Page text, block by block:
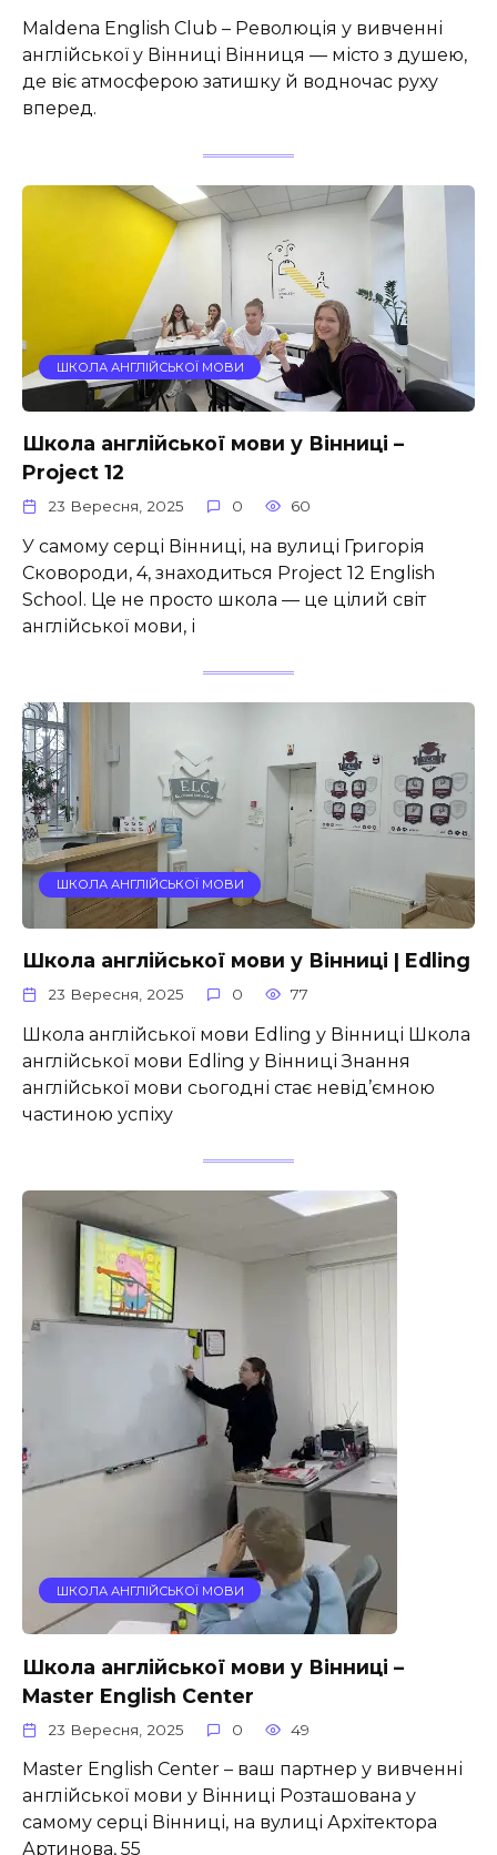
Маldena English Club – Революція у вивченні
англійської у Вінниці Вінниця — місто з душею,
де віє атмосферою затишку й водночас руху
вперед.
ШКОЛА АНГЛІЙСЬКОЇ МОВИ
Школа англійської мови у Вінниці –
Project 12
23 Вересня, 2025 0 60
У самому серці Вінниці, на вулиці Григорія
Сковороди, 4, знаходиться Project 12 English
School. Це не просто школа — це цілий світ
англійської мови, і
ШКОЛА АНГЛІЙСЬКОЇ МОВИ
Школа англійської мови у Вінниці | Edling
23 Вересня, 2025 0 77
Школа англійської мови Edling у Вінниці Школа
англійської мови Edling у Вінниці Знання
англійської мови сьогодні стає невід’ємною
частиною успіху
ШКОЛА АНГЛІЙСЬКОЇ МОВИ
Школа англійської мови у Вінниці –
Master English Center
23 Вересня, 2025 0 49
Master English Center – ваш партнер у вивченні
англійської мови у Вінниці Розташована у
самому серці Вінниці, на вулиці Архітектора
Артинова, 55